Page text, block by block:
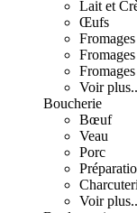
Lait et
Œufs
Voir
Boucherie
Bœuf
Veau
Porc
Voir